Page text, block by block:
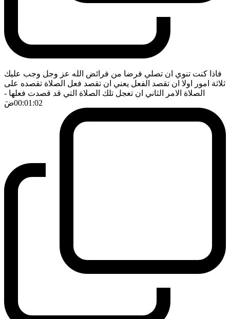
فاذا كنت تنوي ان تصلي فرضا من فرائض الله عز وجل وجب عليك
ثلاثة امور اولا ان تقصد الفعل يعني ان تقصد فعل الصلاة تقصده على
الصلاة الامر الثاني ان تعجل تلك الصلاة التي قد قصدت فعلها -
00:01:02ضَ